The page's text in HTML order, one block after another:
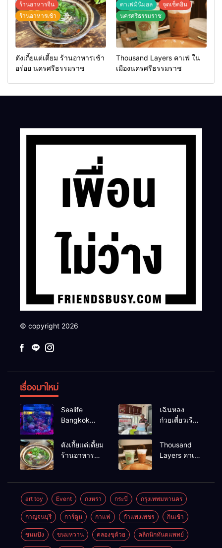
ร้านอาหารจีน
ร้านอาหารเช้า
ตังเกี้ยแต่เตี้ยม ร้านอาหารเช้า
อร่อย นครศรีธรรมราช
คาเฟ่มินิมอล
จุดเช็คอิน
นครศรีธรรมราช
Thousand Layers คาเฟ่ ใน
เมืองนครศรีธรรมราช
© copyright 2026
เรื่องมาใหม่
Sealife
Bangkok
แบงค์คอก
เฉินหลง
ก๋วยเตี๋ยวเรือ
อร่อยร้านดัง
หาดใหญ่
ตังเกี้ยแต่เตี้ยม
ร้านอาหาร
Thousand
Layers คาเฟ่
art toy Event กงหรา กระบี่ กรุงเทพมหานคร
กาญจนบุรี การ์ตูน กาแฟ กำแพงเพชร กินเช้า
ขนมปัง ขนมหวาน คลองขุด้วย คลิกนิกทันตแพทย์